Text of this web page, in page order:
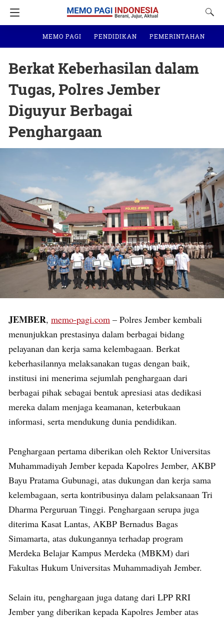
MEMO PAGI PENDIDIKAN PEMERINTAHAN
Berkat Keberhasilan dalam
Tugas, Polres Jember
Diguyur Berbagai
Penghargaan
JEMBER, memo-pagi.com – Polres Jember kembali
menunjukkan prestasinya dalam berbagai bidang
pelayanan dan kerja sama kelembagaan. Berkat
keberhasilannya melaksanakan tugas dengan baik,
institusi ini menerima sejumlah penghargaan dari
berbagai pihak sebagai bentuk apresiasi atas dedikasi
mereka dalam menjaga keamanan, keterbukaan
informasi, serta mendukung dunia pendidikan.
Penghargaan pertama diberikan oleh Rektor Universitas
Muhammadiyah Jember kepada Kapolres Jember, AKBP
Bayu Pratama Gubunagi, atas dukungan dan kerja sama
kelembagaan, serta kontribusinya dalam pelaksanaan Tri
Dharma Perguruan Tinggi. Penghargaan serupa juga
diterima Kasat Lantas, AKBP Bernadus Bagas
Simamarta, atas dukungannya terhadap program
Merdeka Belajar Kampus Merdeka (MBKM) dari
Fakultas Hukum Universitas Muhammadiyah Jember.
Selain itu, penghargaan juga datang dari LPP RRI
Jember yang diberikan kepada Kapolres Jember atas